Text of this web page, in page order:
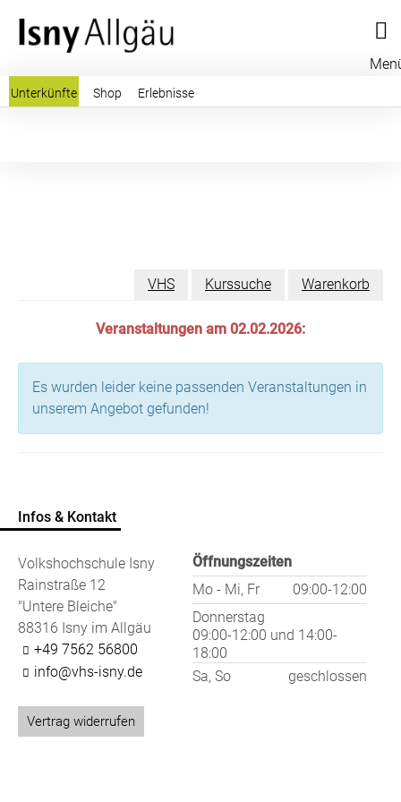
Unterkünfte Shop Erlebnisse
VHS Kurssuche Warenkorb
Veranstaltungen am 02.02.2026:
Es wurden leider keine passenden Veranstaltungen in
unserem Angebot gefunden!
Infos & Kontakt
Volkshochschule Isny
Rainstraße 12
"Untere Bleiche"
88316 Isny im Allgäu
+49 7562 56800
info@vhs-isny.de
Vertrag widerrufen
Öffnungszeiten
Mo - Mi, Fr
09:00-12:00
Donnerstag
09:00-12:00 und 14:00-
18:00
Sa, So
geschlossen